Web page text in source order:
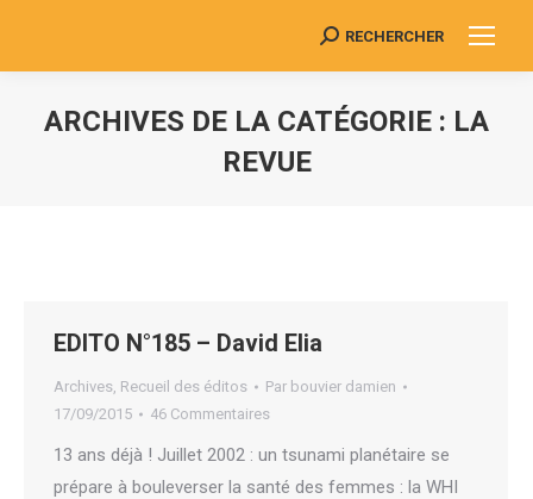
Search:
RECHERCHER
ARCHIVES DE LA CATÉGORIE : LA
REVUE
EDITO N°185 – David Elia
Archives, Recueil des éditos Par bouvier damien
17/09/2015
46 Commentaires
13 ans déjà ! Juillet 2002 : un tsunami planétaire se
prépare à bouleverser la santé des femmes : la WHI